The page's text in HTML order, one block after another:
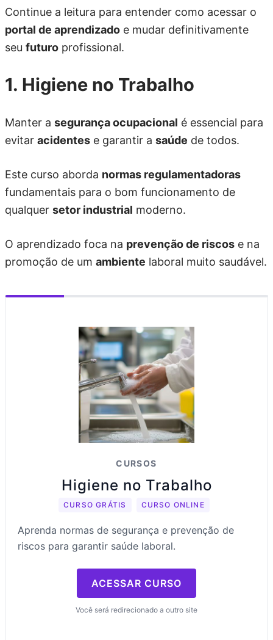
Continue a leitura para entender como acessar o
portal de aprendizado e mudar definitivamente
seu futuro profissional.
1. Higiene no Trabalho
Manter a segurança ocupacional é essencial para
evitar acidentes e garantir a saúde de todos.
Este curso aborda normas regulamentadoras
fundamentais para o bom funcionamento de
qualquer setor industrial moderno.
O aprendizado foca na prevenção de riscos e na
promoção de um ambiente laboral muito saudável.
CURSOS
Higiene no Trabalho
CURSO GRÁTIS CURSO ONLINE
Aprenda normas de segurança e prevenção de
riscos para garantir saúde laboral.
ACESSAR CURSO
Você será redirecionado a outro site